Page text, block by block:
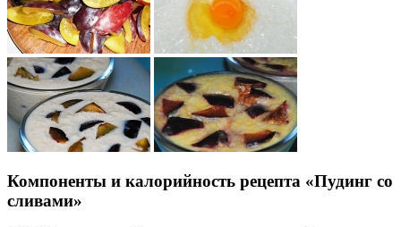
Компоненты и калорийность рецепта «Пудинг со
сливами»